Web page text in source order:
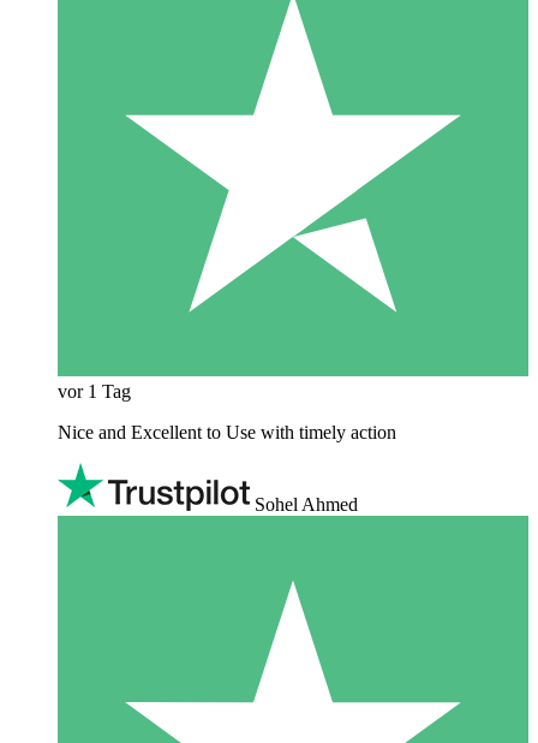
vor 1 Tag
Nice and Excellent to Use with timely action
Sohel Ahmed